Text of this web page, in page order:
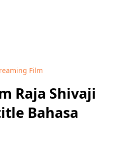
Film
Raja Shivaji
Bahasa